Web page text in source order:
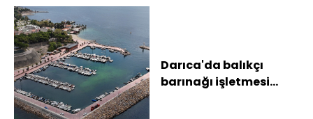
Darıca'da balıkçı
barınağı işletmesi